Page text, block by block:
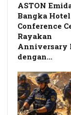
ASTON
Bangka
Conference
Rayakan
Anniversary
dengan…